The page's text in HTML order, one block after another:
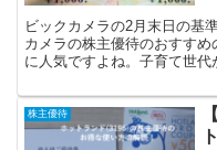
ビックカメラの2月末日の基
カメラの株主優待のおすす
に人気ですよね。子育て世代
株主優待